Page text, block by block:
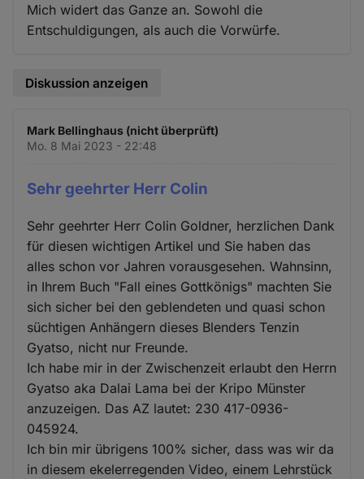
Mich widert das Ganze an. Sowohl die
Entschuldigungen, als auch die Vorwürfe.
Diskussion anzeigen
Mark Bellinghaus (nicht überprüft)
Mo. 8 Mai 2023 - 22:48
Sehr geehrter Herr Colin
Sehr geehrter Herr Colin Goldner, herzlichen Dank
für diesen wichtigen Artikel und Sie haben das
alles schon vor Jahren vorausgesehen. Wahnsinn,
in Ihrem Buch "Fall eines Gottkönigs" machten Sie
sich sicher bei den geblendeten und quasi schon
süchtigen Anhängern dieses Blenders Tenzin
Gyatso, nicht nur Freunde.
Ich habe mir in der Zwischenzeit erlaubt den Herrn
Gyatso aka Dalai Lama bei der Kripo Münster
anzuzeigen. Das AZ lautet: 230 417-0936-
045924.
Ich bin mir übrigens 100% sicher, dass was wir da
in diesem ekelerregenden Video, einem Lehrstück